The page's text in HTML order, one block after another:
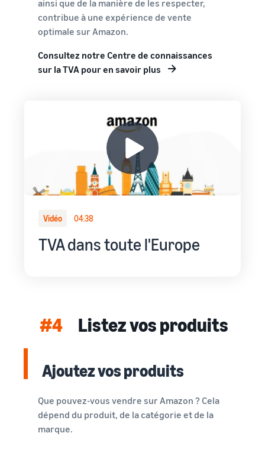
ainsi que de la manière de les respecter,
contribue à une expérience de vente
optimale sur Amazon.
Consultez notre Centre de connaissances
sur la TVA pour en savoir plus
Vidéo 04:38
TVA dans toute l'Europe
#4 Listez vos produits
Ajoutez vos produits
Que pouvez-vous vendre sur Amazon ? Cela
dépend du produit, de la catégorie et de la
marque.